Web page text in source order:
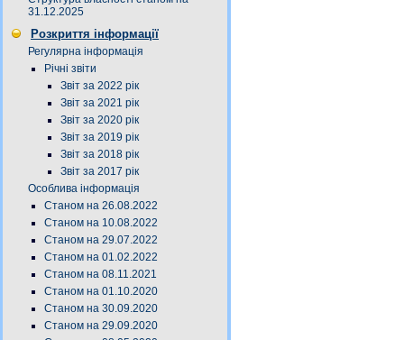
31.12.2025
Розкриття інформації
Регулярна інформація
Річні звіти
Звіт за 2022 рік
Звіт за 2021 рік
Звіт за 2020 рік
Звіт за 2019 рік
Звіт за 2018 рік
Звіт за 2017 рік
Особлива інформація
Станом на 26.08.2022
Станом на 10.08.2022
Станом на 29.07.2022
Станом на 01.02.2022
Станом на 08.11.2021
Станом на 01.10.2020
Станом на 30.09.2020
Станом на 29.09.2020